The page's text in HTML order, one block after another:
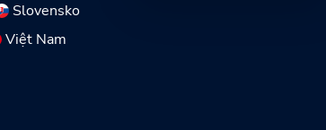
Slovensko
Việt Nam